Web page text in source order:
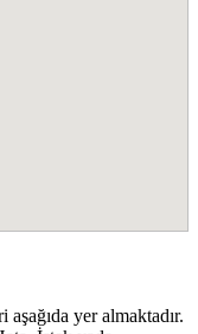
yer almaktadır.